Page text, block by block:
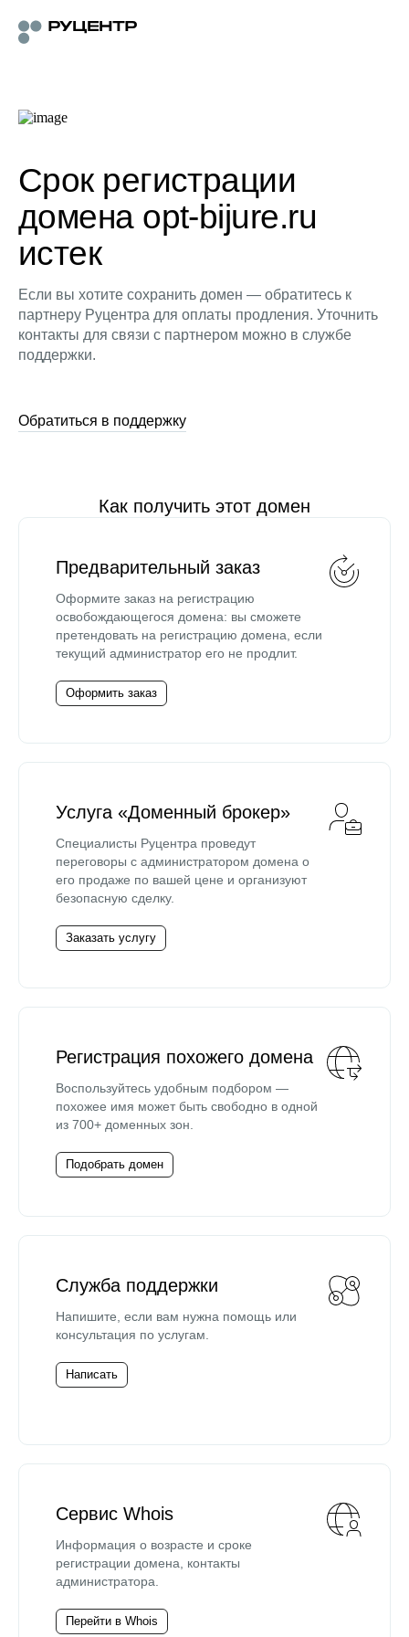
Срок регистрации
домена opt-bijure.ru
истек
Если вы хотите сохранить домен — обратитесь к
партнеру Руцентра для оплаты продления. Уточнить
контакты для связи с партнером можно в службе
поддержки.
Обратиться в поддержку
Как получить этот домен
Предварительный заказ
Оформите заказ на регистрацию
освобождающегося домена: вы сможете
претендовать на регистрацию домена, если
текущий администратор его не продлит.
Оформить заказ
Услуга «Доменный брокер»
Специалисты Руцентра проведут
переговоры с администратором домена о
его продаже по вашей цене и организуют
безопасную сделку.
Заказать услугу
Регистрация похожего домена
Воспользуйтесь удобным подбором —
похожее имя может быть свободно в одной
из 700+ доменных зон.
Подобрать домен
Служба поддержки
Напишите, если вам нужна помощь или
консультация по услугам.
Написать
Сервис Whois
Информация о возрасте и сроке
регистрации домена, контакты
администратора.
Перейти в Whois